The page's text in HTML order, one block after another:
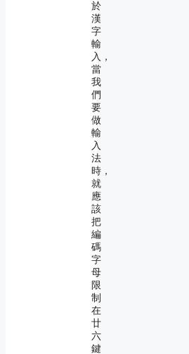
於
漢
字
輸
入，
當
我
們
要
做
輸
入
法
時，
就
應
該
把
編
碼
字
母
限
制
在
廿
六
鍵